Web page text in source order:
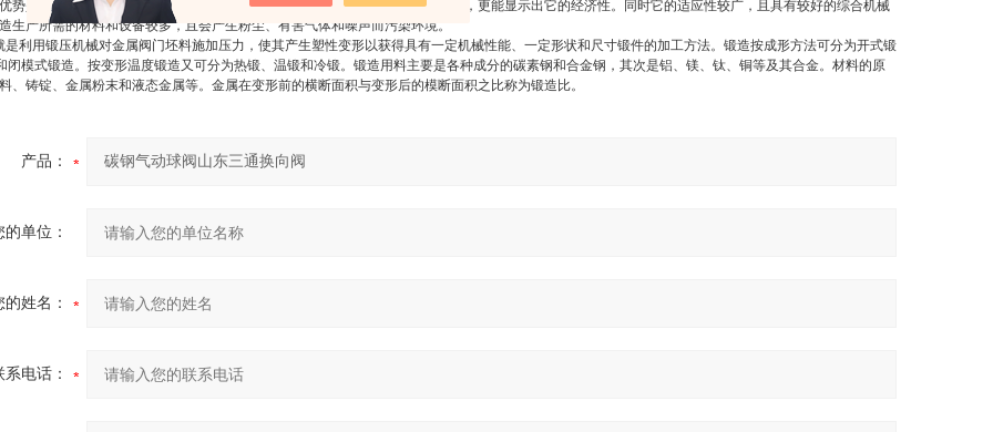
势是，铸造生产的毛坯成本低廉，对于形状复杂、特别是具有复杂内腔的零件，更能显示出它的经济性。同时它的适应性较广，且具有较好的综合机械
生产所需的材料和设备较多，且会产生粉尘、有害气体和噪声而污染环境。
利用锻压机械对金属阀门坯料施加压力，使其产生塑性变形以获得具有一定机械性能、一定形状和尺寸锻件的加工方法。锻造按成形方法可分为开式锻
闭模式锻造。按变形温度锻造又可分为热锻、温锻和冷锻。锻造用料主要是各种成分的碳素钢和合金钢，其次是铝、镁、钛、铜等及其合金。材料的原
、铸锭、金属粉末和液态金属等。金属在变形前的横断面积与变形后的模断面积之比称为锻造比。
产品：
的单位：
的姓名：
系电话：